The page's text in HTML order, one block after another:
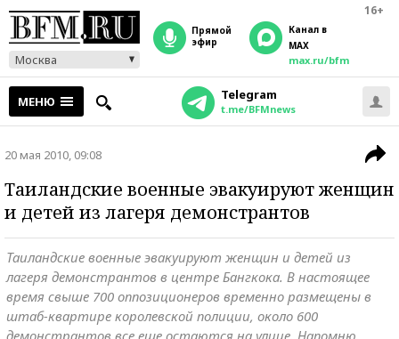
16+
Москва
прямой
эфир
Канал в
MAX
max.ru/bfm
МЕНЮ Telegram
t.me/BFMnews
20 мая 2010, 09:08
Таиландские военные эвакуируют женщин
и детей из лагеря демонстрантов
Таиландские военные эвакуируют женщин и детей из
лагеря демонстрантов в центре Бангкока. В настоящее
время свыше 700 оппозиционеров временно размещены в
штаб-квартире королевской полиции, около 600
демонстрантов все еще остаются на улице. Напомню,